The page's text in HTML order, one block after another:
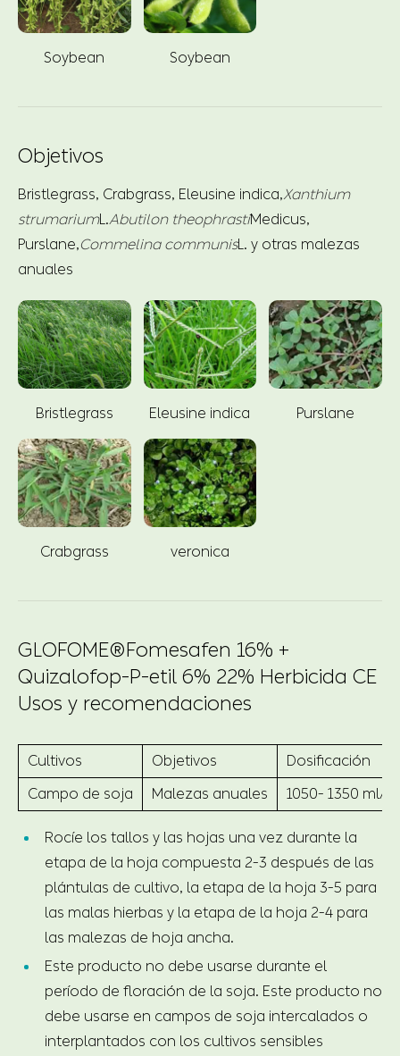
Soybean Soybean
Objetivos
Bristlegrass, Crabgrass, Eleusine indica,Xanthium
strumariumL.Abutilon theophrastiMedicus,
Purslane,Commelina communisL. y otras malezas
anuales
Bristlegrass Eleusine indica Purslane
Crabgrass veronica
GLOFOME®Fomesafen 16% +
Quizalofop-P-etil 6% 22% Herbicida CE
Usos y recomendaciones
Cultivos Objetivos
Dosificación
Campo de soja
Malezas anuales 1050- 1350 ml/
Rocíe los tallos y las hojas una vez durante la
etapa de la hoja compuesta 2-3 después de las
plántulas de cultivo, la etapa de la hoja 3-5 para
las malas hierbas y la etapa de la hoja 2-4 para
las malezas de hoja ancha.
Este producto no debe usarse durante el
período de floración de la soja. Este producto no
debe usarse en campos de soja intercalados o
interplantados con los cultivos sensibles